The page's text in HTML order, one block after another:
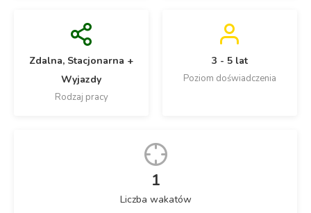
Zdalna, Stacjonarna +
Wyjazdy
Rodzaj pracy
3 - 5 lat
Poziom doświadczenia
1
Liczba wakatów